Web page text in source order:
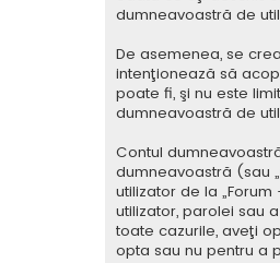
dumneavoastră de
De asemenea, se
intenţionează să
poate fi, şi nu este
dumneavoastră de
Contul
dumneavoastră (sau
utilizator de la
utilizator, parolei sau
toate cazurile, aveţi
opta sau nu pentru a